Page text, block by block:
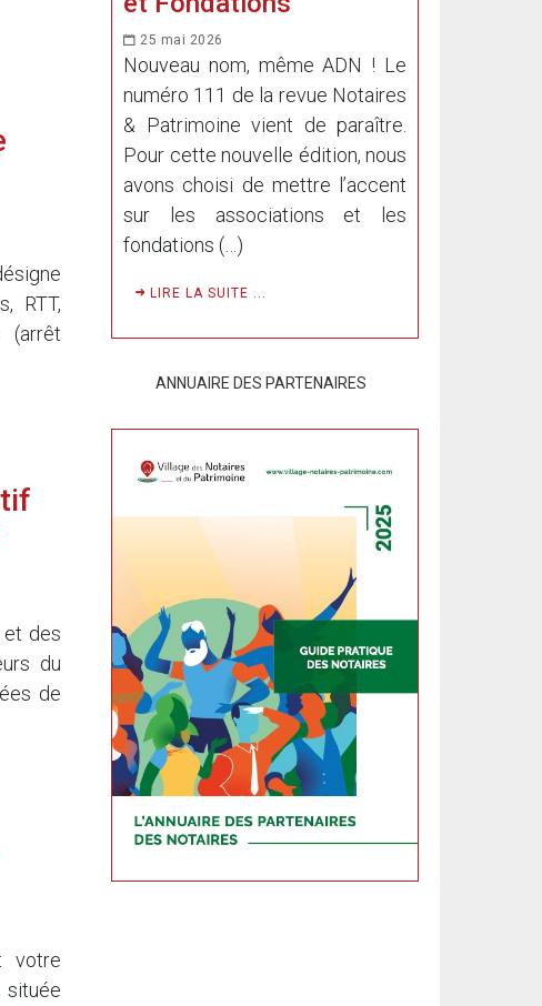
RTT,
(arrêt
et des
du
de
votre
située
25 mai 2026
Nouveau nom, même ADN ! Le
numéro 111 de la revue Notaires
& Patrimoine vient de paraître.
Pour cette nouvelle édition, nous
avons choisi de mettre l’accent
sur les associations et les
fondations (…)
LIRE LA SUITE ...
ANNUAIRE DES PARTENAIRES